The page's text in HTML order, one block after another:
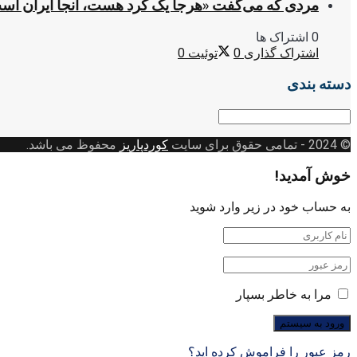
مردی که می‌گفت «هرجا یک کُرد هست، آنجا ایران
0 اشتراک ها
اشتراک گذاری 0 توئیت 0
دسته بندی
دسته
© 2024
- تمامی حقوق برای سایت کوردپاریز محفوظ می باشد.
خوش آمدید!
به حساب خود در زیر وارد شوید
مرا به خاطر بسپار
رمز عبور را فراموش کرده اید؟